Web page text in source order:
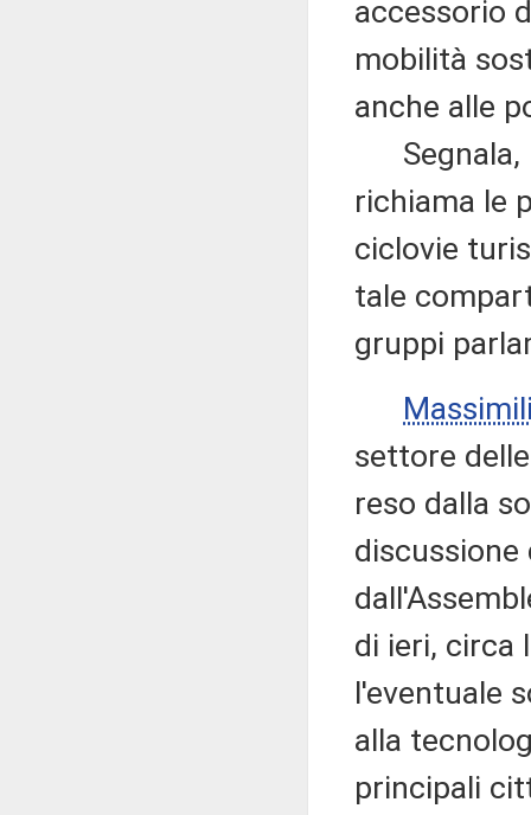
accessorio
mobilità
anche alle
Segnala,
richiama le
ciclovie
tale
gruppi
settore
reso dalla
discussione
di ieri, circa
l'eventuale
alla
principali